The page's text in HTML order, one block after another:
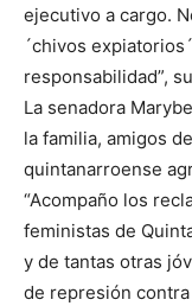
ejecutivo a cargo.
´chivos
responsabilidad”,
La senadora
la familia, amigos
quintanarroense
“Acompaño los
feministas de
y de tantas otras
de represión